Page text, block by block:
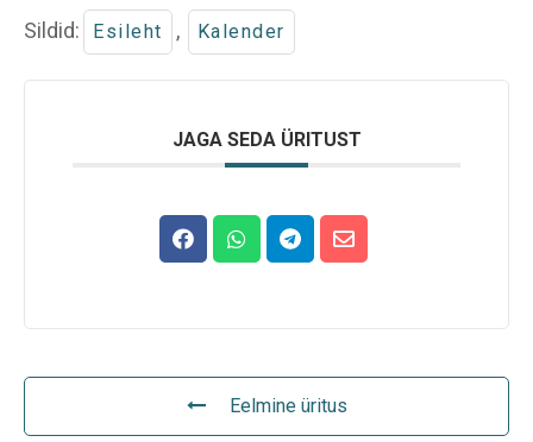
Sildid: Esileht , Kalender
JAGA SEDA ÜRITUST
Eelmine üritus